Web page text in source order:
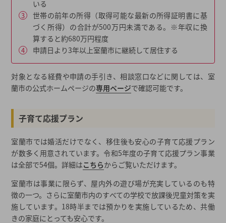
いる
世帯の前年の所得（取得可能な最新の所得証明書に基
づく所得）の合計が500万円未満である。※年収に換
算すると約680万円程度
申請日より3年以上室蘭市に継続して居住する
対象となる経費や申請の手引き、相談窓口などに関しては、室
蘭市の公式ホームページの専用ページで確認可能です。
子育て応援プラン
室蘭市では婚活だけでなく、移住後も安心の子育て応援プラン
が数多く用意されています。令和5年度の子育て応援プラン事業
は全部で54個。詳細はこちらからご覧いただけます。
室蘭市は事業に限らず、屋内外の遊び場が充実しているのも特
徴の一つ。さらに室蘭市内のすべての学校で放課後児童対策を実
施しています。18時半までは預かりを実施しているため、共働
きの家庭にとっても安心です。